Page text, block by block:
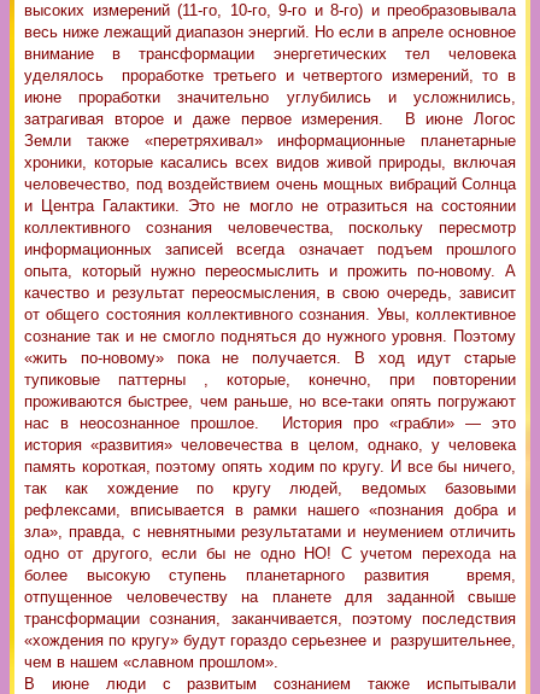
высоких измерений (11-го, 10-го, 9-го и 8-го) и преобразовывала
весь ниже лежащий диапазон энергий. Но если в апреле основное
внимание в трансформации энергетических тел человека
уделялось проработке третьего и четвертого измерений, то в
июне проработки значительно углубились и усложнились,
затрагивая второе и даже первое измерения. В июне Логос
Земли также «перетряхивал» информационные планетарные
хроники, которые касались всех видов живой природы, включая
человечество, под воздействием очень мощных вибраций Солнца
и Центра Галактики. Это не могло не отразиться на состоянии
коллективного сознания человечества, поскольку пересмотр
информационных записей всегда означает подъем прошлого
опыта, который нужно переосмыслить и прожить по-новому. А
качество и результат переосмысления, в свою очередь, зависит
от общего состояния коллективного сознания. Увы, коллективное
сознание так и не смогло подняться до нужного уровня. Поэтому
«жить по-новому» пока не получается. В ход идут старые
тупиковые паттерны , которые, конечно, при повторении
проживаются быстрее, чем раньше, но все-таки опять погружают
нас в неосознанное прошлое. История про «грабли» — это
история «развития» человечества в целом, однако, у человека
память короткая, поэтому опять ходим по кругу. И все бы ничего,
так как хождение по кругу людей, ведомых базовыми
рефлексами, вписывается в рамки нашего «познания добра и
зла», правда, с невнятными результатами и неумением отличить
одно от другого, если бы не одно НО! С учетом перехода на
более высокую ступень планетарного развития время,
отпущенное человечеству на планете для заданной свыше
трансформации сознания, заканчивается, поэтому последствия
«хождения по кругу» будут гораздо серьезнее и разрушительнее,
чем в нашем «славном прошлом».
В июне люди с развитым сознанием также испытывали